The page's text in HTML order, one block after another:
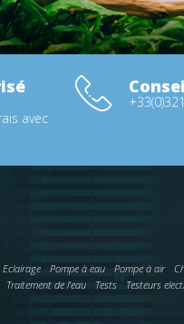
avec
Eclairage Pompe à eau Pompe à air
Traitement de l'eau Tests Testeurs